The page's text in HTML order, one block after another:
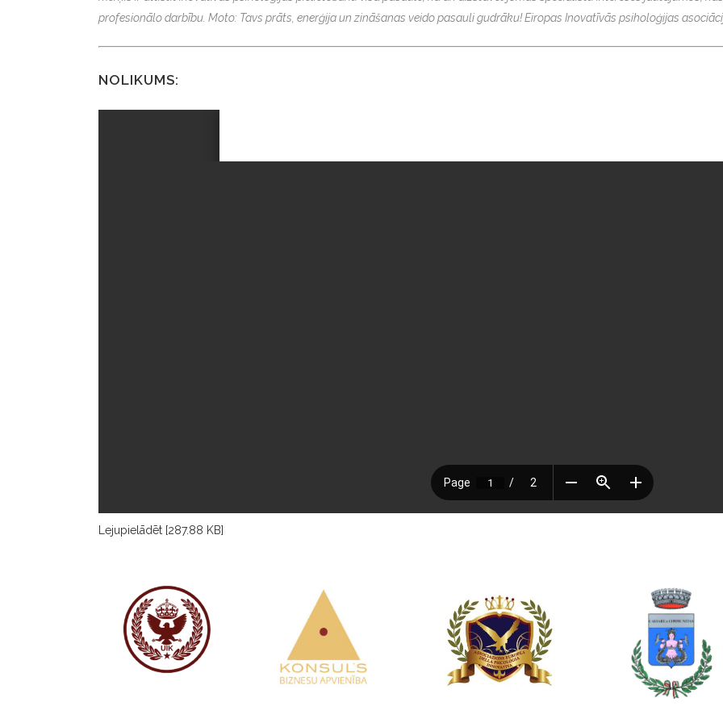
profesionālo darbību. Moto: Tavs prāts, enerģija un zināšanas veido pasauli gudrāku! Eiropas Inovatīvās psiholoģijas
NOLIKUMS:
Lejupielādēt [287.88 KB]